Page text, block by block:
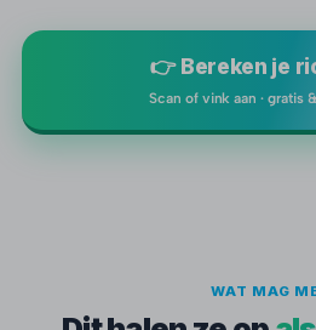
👉 Bereken je
Scan of vink aan · gratis
WAT MAG